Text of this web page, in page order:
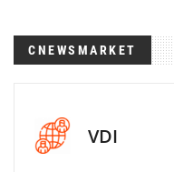
CNEWSMARKET
VDI